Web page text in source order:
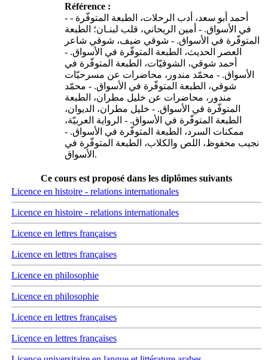
Référence :
- - أحمد أبو سعد، أدب الرحلات، الطبعة المتوفّرة
في الأسواق. - أمين الريحاني، قلب لبنـان؛ الطبعة
المتوفّرة في الأسواق. - شوقي ضيف، شوقي شاعر
العصر الحديث، الطبعة المتوفّرة في الأسواق. -
أحمد شوقي، الشوقيّات، الطبعة المتوفّرة في
الأسواق. - محمّد مندور، محاضرات عن مسرحيّات
شوقي، الطبعة المتوفّرة في الأسواق. - محمّد
مندور، محاضرات عن خليل مطران، الطبعة
المتوفّرة في الأسواق. - خليل مطران، الديوان،
الطبعة المتوفّرة في الأسواق. - الرواية العربيّة،
ممكنات السرد، الطبعة المتوفّرة في الأسواق. -
نجيب محفوظ، اللص والكلاب، الطبعة المتوفّرة في
الأسواق.
Ce cours est proposé dans les diplômes suivants
Licence en histoire - relations internationales
Licence en histoire - relations internationales
Licence en lettres françaises
Licence en lettres françaises
Licence en philosophie
Licence en philosophie
Licence en lettres françaises
Licence en lettres françaises